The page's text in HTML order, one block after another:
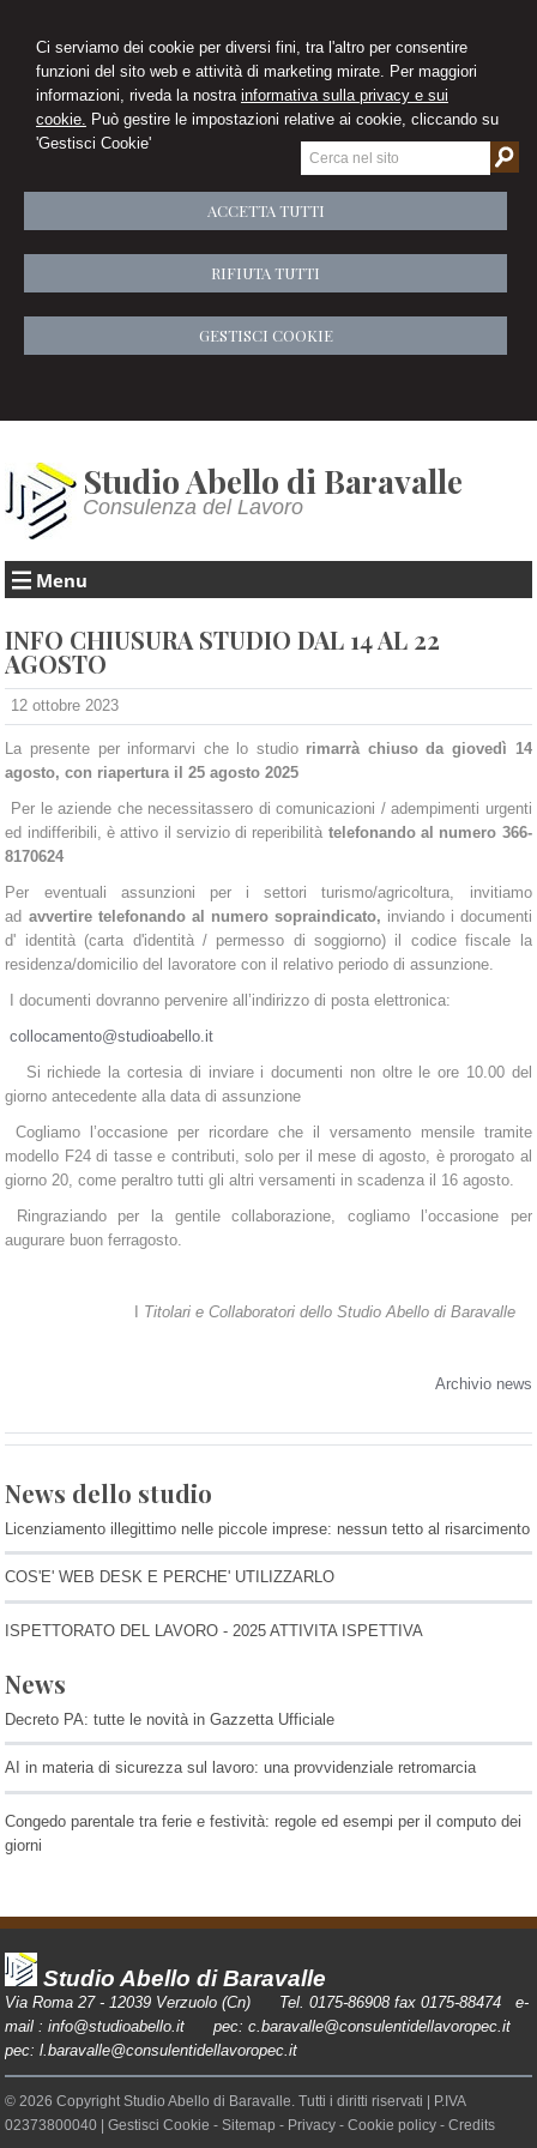
Ci serviamo dei cookie per diversi fini, tra l'altro per consentire
funzioni del sito web e attività di marketing mirate. Per maggiori
informazioni, riveda la nostra informativa sulla privacy e sui
cookie. Può gestire le impostazioni relative ai cookie, cliccando su
'Gestisci Cookie'
ACCETTA TUTTI
RIFIUTA TUTTI
GESTISCI COOKIE
Studio Abello di Baravalle
Consulenza del Lavoro
Menu
INFO CHIUSURA STUDIO DAL 14 AL 22
AGOSTO
12 ottobre 2023
La presente per informarvi che lo studio rimarrà chiuso da giovedì 14
agosto, con riapertura il 25 agosto 2025
Per le aziende che necessitassero di comunicazioni / adempimenti urgenti
ed indifferibili, è attivo il servizio di reperibilità telefonando al numero 366-
8170624
Per eventuali assunzioni per i settori turismo/agricoltura, invitiamo
ad avvertire telefonando al numero sopraindicato, inviando i documenti
d' identità (carta d'identità / permesso di soggiorno) il codice fiscale la
residenza/domicilio del lavoratore con il relativo periodo di assunzione.
I documenti dovranno pervenire all’indirizzo di posta elettronica:
collocamento@studioabello.it
Si richiede la cortesia di inviare i documenti non oltre le ore 10.00 del
giorno antecedente alla data di assunzione
Cogliamo l’occasione per ricordare che il versamento mensile tramite
modello F24 di tasse e contributi, solo per il mese di agosto, è prorogato al
giorno 20, come peraltro tutti gli altri versamenti in scadenza il 16 agosto.
Ringraziando per la gentile collaborazione, cogliamo l’occasione per
augurare buon ferragosto.
Titolari e Collaboratori dello Studio Abello di Baravalle
Archivio news
News dello studio
Licenziamento illegittimo nelle piccole imprese: nessun tetto al risarcimento
COS'E' WEB DESK E PERCHE' UTILIZZARLO
ISPETTORATO DEL LAVORO - 2025 ATTIVITA ISPETTIVA
News
Decreto PA: tutte le novità in Gazzetta Ufficiale
AI in materia di sicurezza sul lavoro: una provvidenziale retromarcia
Congedo parentale tra ferie e festività: regole ed esempi per il computo dei
giorni
Studio Abello di Baravalle
Via Roma 27 - 12039 Verzuolo (Cn) Tel. 0175-86908 fax 0175-88474 e-
mail :info@studioabello.it pec:c.baravalle@consulentidellavoropec.it
pec:l.baravalle@consulentidellavoropec.it
© 2026 Copyright Studio Abello di Baravalle. Tutti i diritti riservati | P.IVA
02373800040 |Gestisci Cookie -Sitemap - Privacy -Cookie policy -Credits